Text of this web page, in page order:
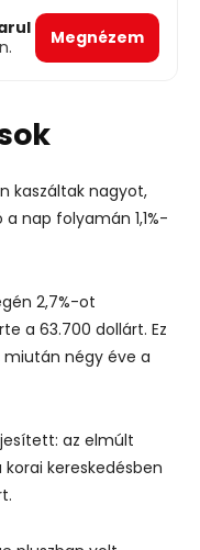
Megnézem
kaszáltak nagyot,
nap folyamán 1,1%-
2,7%-ot
a 63.700 dollárt. Ez
négy éve a
az elmúlt
kereskedésben